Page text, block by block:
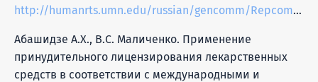
http://humanrts.umn.edu/russian/gencomm/Repcomm3.html
Абашидзе А.Х., B.С. Маличенко. Применение
принудительного лицензирования лекарственных
средств в соответствии с международными и